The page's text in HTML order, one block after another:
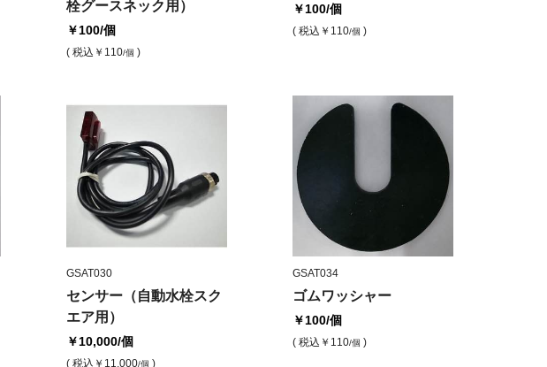
栓グースネック用）
￥100/個
( 税込 ￥110/個 )
￥100/個
( 税込 ￥110/個 )
GSAT030
センサー（自動水栓スク
エア用）
￥10,000/個
( 税込 ￥11,000/個 )
GSAT034
ゴムワッシャー
￥100/個
( 税込 ￥110/個 )